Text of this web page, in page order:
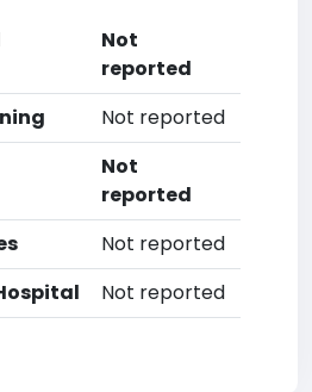
Not
reported
Not reported
Not
reported
Not reported
Not reported